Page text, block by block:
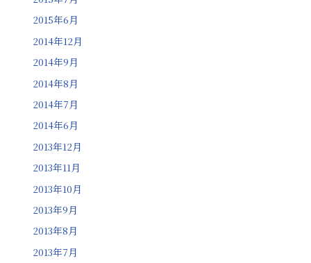
2015年6月
2014年12月
2014年9月
2014年8月
2014年7月
2014年6月
2013年12月
2013年11月
2013年10月
2013年9月
2013年8月
2013年7月